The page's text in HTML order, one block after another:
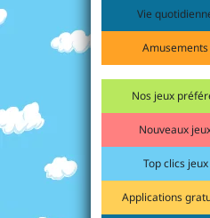
Vie
Amusements
Nos jeux
Nouveaux
Top clics jeux
Applications